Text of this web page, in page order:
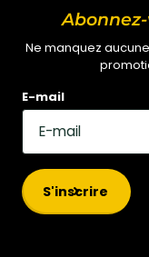
Ne manquez
E-mail
S'inscrire